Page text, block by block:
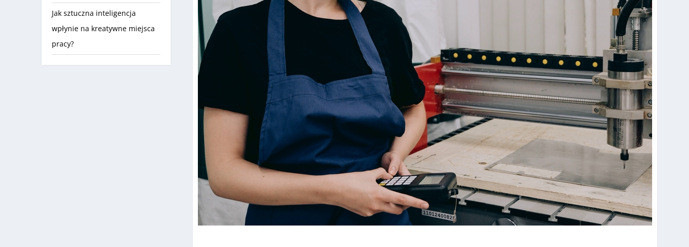
Jak sztuczna inteligencja
wpłynie na kreatywne miejsca
pracy?